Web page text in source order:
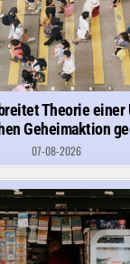
Theorie
Geheimaktion
07-08-2026